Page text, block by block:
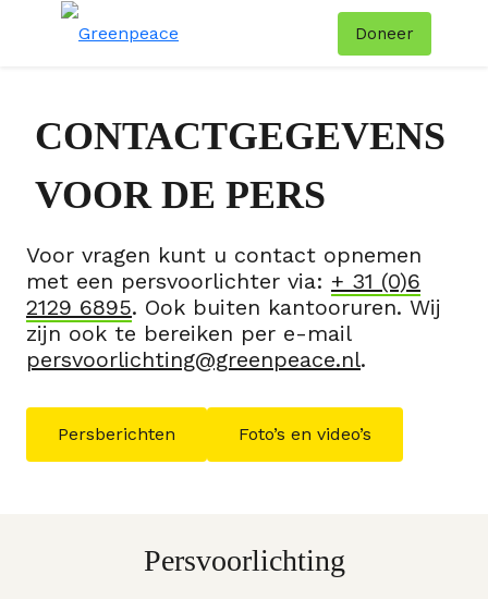
Doneer
CONTACTGEGEVENS
VOOR DE PERS
Voor vragen kunt u contact opnemen
met een persvoorlichter via: + 31 (0)6
2129 6895. Ook buiten kantooruren. Wij
zijn ook te bereiken per e-mail
persvoorlichting@greenpeace.nl.
Persberichten Foto’s en video’s
Persvoorlichting